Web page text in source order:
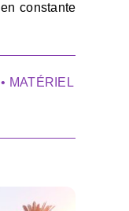
constante
• MATÉRIEL